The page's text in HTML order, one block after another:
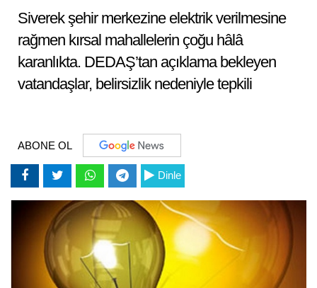
Siverek şehir merkezine elektrik verilmesine
rağmen kırsal mahallelerin çoğu hâlâ
karanlıkta. DEDAŞ’tan açıklama bekleyen
vatandaşlar, belirsizlik nedeniyle tepkili
ABONE OL
Dinle